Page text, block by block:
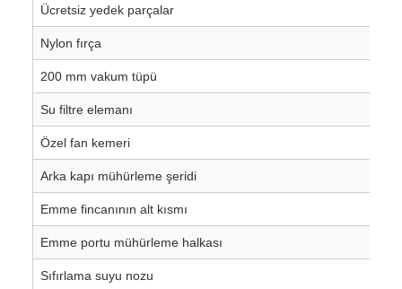
Ücretsiz yedek parçalar
Nylon fırça
200 mm vakum tüpü
Su filtre elemanı
Özel fan kemeri
Arka kapı mühürleme şeridi
Emme fincanının alt kısmı
Emme portu mühürleme halkası
Sıfırlama suyu nozu